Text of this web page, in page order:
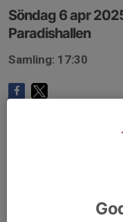
Söndag 6 apr
Paradishallen
Samling: 17:30